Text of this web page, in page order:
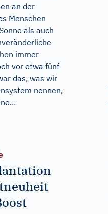
an der
Menschen
als auch
immer
vor etwa fünf
das, was wir
nennen,